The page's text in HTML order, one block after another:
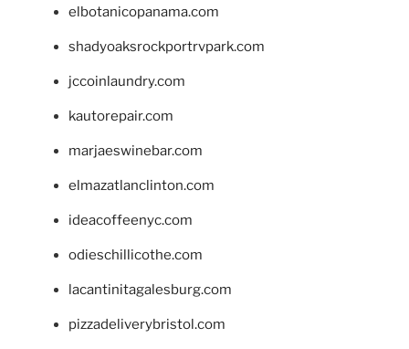
elbotanicopanama.com
shadyoaksrockportrvpark.com
jccoinlaundry.com
kautorepair.com
marjaeswinebar.com
elmazatlanclinton.com
ideacoffeenyc.com
odieschillicothe.com
lacantinitagalesburg.com
pizzadeliverybristol.com